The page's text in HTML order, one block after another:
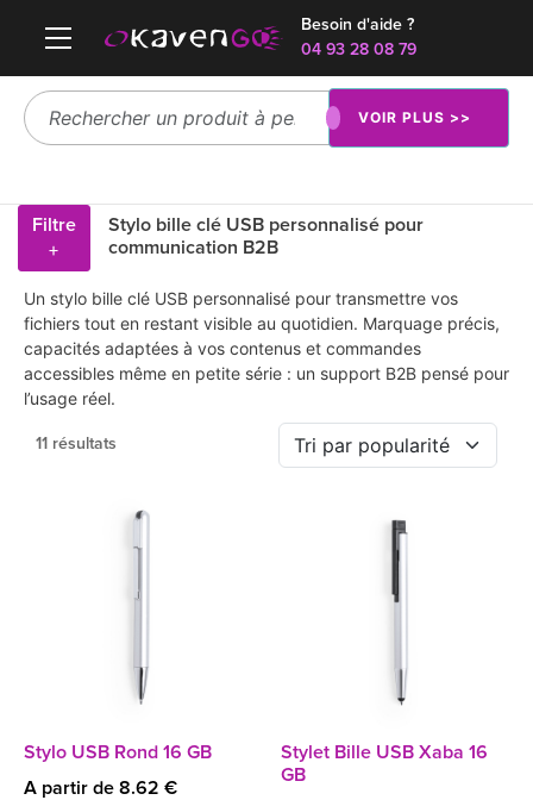
Besoin d'aide ?
04 93 28 08 79
VOIR PLUS >>
Filtre
+
Stylo bille clé USB personnalisé pour
communication B2B
Un stylo bille clé USB personnalisé pour transmettre vos
fichiers tout en restant visible au quotidien. Marquage précis,
capacités adaptées à vos contenus et commandes
accessibles même en petite série : un support B2B pensé pour
l’usage réel.
11 résultats
Stylo USB Rond 16 GB
A partir de 8.62 €
Stylet Bille USB Xaba 16
GB